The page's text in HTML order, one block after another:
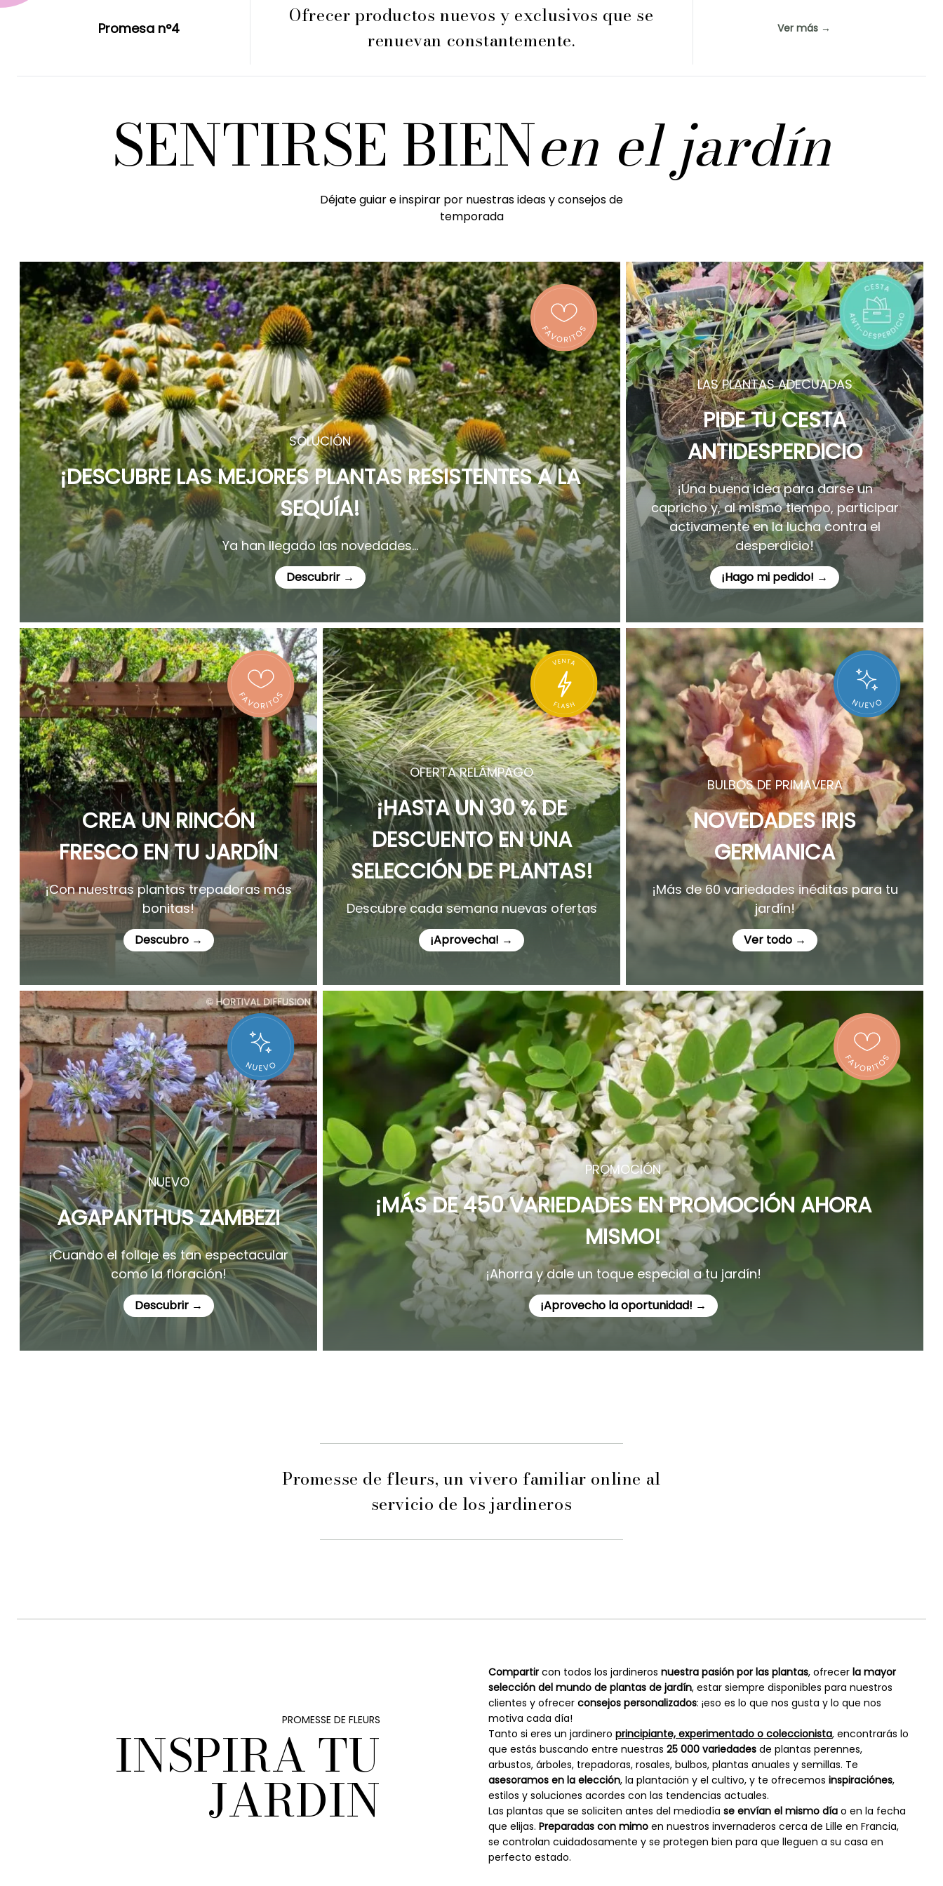
Promesa n°4
Ofrecer productos nuevos y exclusivos que se
renuevan constantemente.
Ver más →
SENTIRSE BIENen el jardín
Déjate guiar e inspirar por nuestras ideas y consejos de
temporada
SOLUCIÓN
¡DESCUBRE LAS MEJORES PLANTAS RESISTENTES A LA
SEQUÍA!
Ya han llegado las novedades...
Descubrir →
LAS PLANTAS ADECUADAS
PIDE TU CESTA
ANTIDESPERDICIO
¡Una buena idea para darse un
capricho y, al mismo tiempo, participar
activamente en la lucha contra el
desperdicio!
¡Hago mi pedido! →
CREA UN RINCÓN
FRESCO EN TU JARDÍN
¡Con nuestras plantas trepadoras más
bonitas!
Descubro →
OFERTA RELÁMPAGO
¡HASTA UN 30 % DE
DESCUENTO EN UNA
SELECCIÓN DE PLANTAS!
Descubre cada semana nuevas ofertas
¡Aprovecha! →
BULBOS DE PRIMAVERA
NOVEDADES IRIS
GERMANICA
¡Más de 60 variedades inéditas para tu
jardín!
Ver todo →
NUEVO
AGAPANTHUS ZAMBEZI
¡Cuando el follaje es tan espectacular
como la floración!
Descubrir →
PROMOCIÓN
¡MÁS DE 450 VARIEDADES EN PROMOCIÓN AHORA
MISMO!
¡Ahorra y dale un toque especial a tu jardín!
¡Aprovecho la oportunidad! →
Promesse de fleurs, un vivero familiar online al
servicio de los jardineros
PROMESSE DE FLEURS
INSPIRA TU
JARDIN
Compartircon todos los jardineros nuestra pasión por las plantas, ofrecer la mayor
selección del mundo de plantas de jardín, estar siempre disponibles para nuestros
clientes y ofrecer consejos personalizados: ¡eso es lo que nos gusta y lo que nos
motiva cada día!
Tanto si eres un jardinero principiante, experimentado o coleccionista, encontrarás lo
que estás buscando entre nuestras 25 000 variedades de plantas perennes,
arbustos, árboles, trepadoras, rosales, bulbos, plantas anuales y semillas. Te
asesoramos en la elección, la plantación y el cultivo, y te ofrecemos inspiraciónes,
estilos y soluciones acordes con las tendencias actuales.
Las plantas que se soliciten antes del mediodía se envían el mismo día o en la fecha
que elijas. Preparadas con mimo en nuestros invernaderos cerca de Lille en Francia,
se controlan cuidadosamente y se protegen bien para que lleguen a su casa en
perfecto estado.